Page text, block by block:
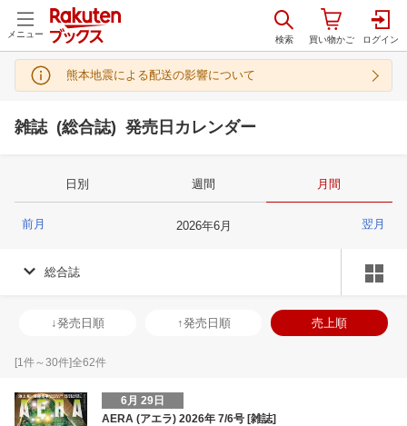
メニュー
熊本地震による配送の影響について
雑誌 (総合誌) 発売日カレンダー
日別 週間 月間
2026年6月
前月 翌月
総合誌
↓発売日順 ↑発売日順 売上順
[1件～30件]全62件
6月 29日
AERA (アエラ) 2026年 7/6号 [雑誌]